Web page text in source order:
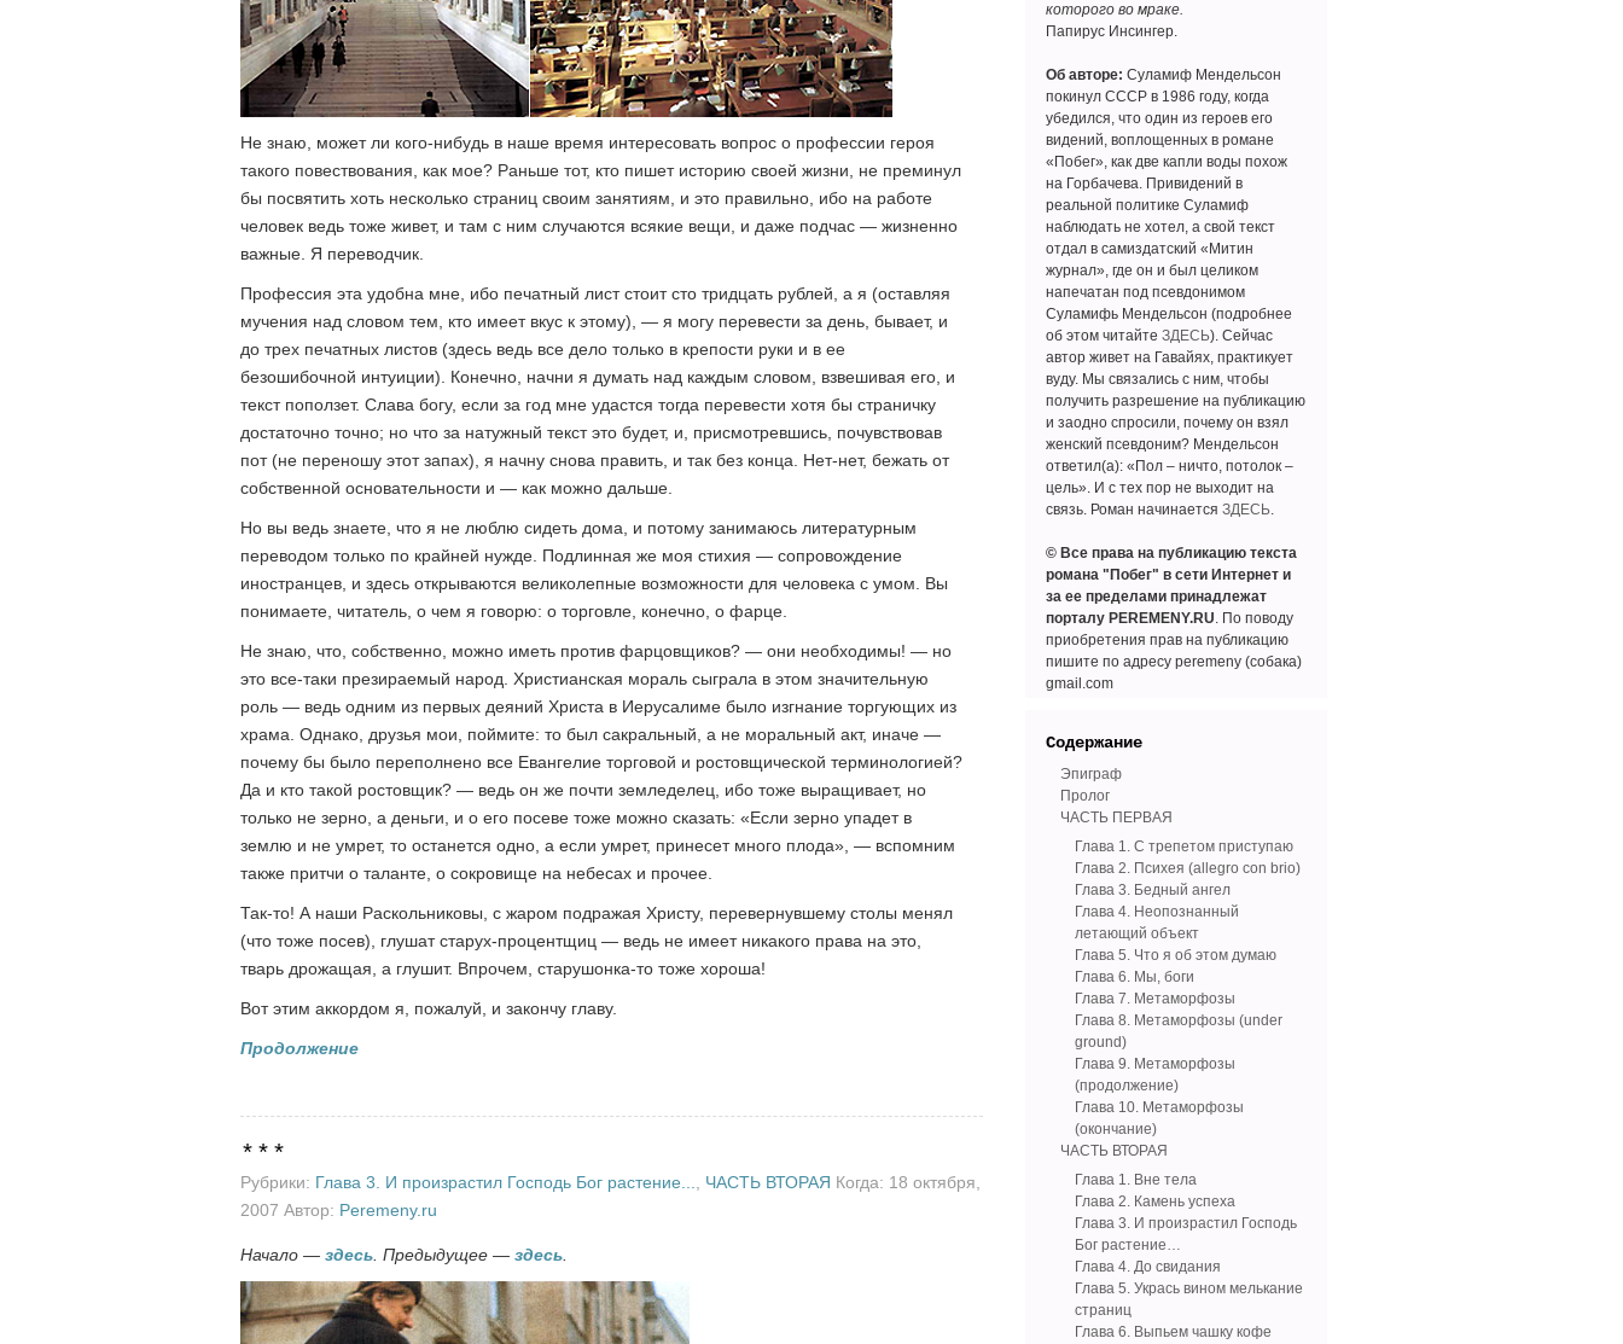
Не знаю, может ли кого-нибудь в наше время интересовать вопрос о профессии героя
такого повествования, как мое? Раньше тот, кто пишет историю своей жизни, не преминул
бы посвятить хоть несколько страниц своим занятиям, и это правильно, ибо на работе
человек ведь тоже живет, и там с ним случаются всякие вещи, и даже подчас — жизненно
важные. Я переводчик.
Профессия эта удобна мне, ибо печатный лист стоит сто тридцать рублей, а я (оставляя
мучения над словом тем, кто имеет вкус к этому), — я могу перевести за день, бывает, и
до трех печатных листов (здесь ведь все дело только в крепости руки и в ее
безошибочной интуиции). Конечно, начни я думать над каждым словом, взвешивая его, и
текст поползет. Слава богу, если за год мне удастся тогда перевести хотя бы страничку
достаточно точно; но что за натужный текст это будет, и, присмотревшись, почувствовав
пот (не переношу этот запах), я начну снова править, и так без конца. Нет-нет, бежать от
собственной основательности и — как можно дальше.
Но вы ведь знаете, что я не люблю сидеть дома, и потому занимаюсь литературным
переводом только по крайней нужде. Подлинная же моя стихия — сопровождение
иностранцев, и здесь открываются великолепные возможности для человека с умом. Вы
понимаете, читатель, о чем я говорю: о торговле, конечно, о фарце.
Не знаю, что, собственно, можно иметь против фарцовщиков? — они необходимы! — но
это все-таки презираемый народ. Христианская мораль сыграла в этом значительную
роль — ведь одним из первых деяний Христа в Иерусалиме было изгнание торгующих из
храма. Однако, друзья мои, поймите: то был сакральный, а не моральный акт, иначе —
почему бы было переполнено все Евангелие торговой и ростовщической терминологией?
Да и кто такой ростовщик? — ведь он же почти земледелец, ибо тоже выращивает, но
только не зерно, а деньги, и о его посеве тоже можно сказать: «Если зерно упадет в
землю и не умрет, то останется одно, а если умрет, принесет много плода», — вспомним
также притчи о таланте, о сокровище на небесах и прочее.
Так-то! А наши Раскольниковы, с жаром подражая Христу, перевернувшему столы менял
(что тоже посев), глушат старух-процентщиц — ведь не имеет никакого права на это,
тварь дрожащая, а глушит. Впрочем, старушонка-то тоже хороша!
Вот этим аккордом я, пожалуй, и закончу главу.
Продолжение
***
Рубрики: Глава 3. И произрастил Господь Бог растение... ЧАСТЬ ВТОРАЯ Когда: 18 октября,
2007 Автор: Peremeny.ru
Начало — здесь Предыдущее — здесь
которого во мраке.
Папирус Инсингер.
Об авторе: Суламиф Мендельсон
покинул СССР в 1986 году, когда
убедился, что один из героев его
видений, воплощенных в романе
«Побег», как две капли воды похож
на Горбачева. Привидений в
реальной политике Суламиф
наблюдать не хотел, а свой текст
отдал в самиздатский «Митин
журнал», где он и был целиком
напечатан под псевдонимом
Суламифь Мендельсон (подробнее
об этом читайте ЗДЕСЬ). Сейчас
автор живет на Гавайях, практикует
вуду. Мы связались с ним, чтобы
получить разрешение на публикацию
и заодно спросили, почему он взял
женский псевдоним? Мендельсон
ответил(а): «Пол – ничто, потолок –
цель». И с тех пор не выходит на
связь. Роман начинается ЗДЕСЬ.
© Все права на публикацию текста
романа "Побег" в сети Интернет и
за ее пределами принадлежат
порталу PEREMENY.RU. По поводу
приобретения прав на публикацию
пишите по адресу peremeny (собака)
gmail.com
Содержание
Эпиграф
Пролог
ЧАСТЬ ПЕРВАЯ
Глава 1. С трепетом приступаю
Глава 2. Психея (allegro con brio)
Глава 3. Бедный ангел
Глава 4. Неопознанный
летающий объект
Глава 5. Что я об этом думаю
Глава 6. Мы, боги
Глава 7. Метаморфозы
Глава 8. Метаморфозы (under
ground)
Глава 9. Метаморфозы
(продолжение)
Глава 10. Метаморфозы
(окончание)
ЧАСТЬ ВТОРАЯ
Глава 1. Вне тела
Глава 2. Камень успеха
Глава 3. И произрастил Господь
Бог растение…
Глава 4. До свидания
Глава 5. Укрась вином мелькание
страниц
Глава 6. Выпьем чашку кофе